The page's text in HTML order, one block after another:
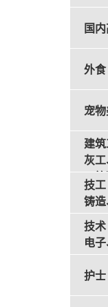
国
外食
宠
建
灰
工
技工
铸造
技术
电
护士